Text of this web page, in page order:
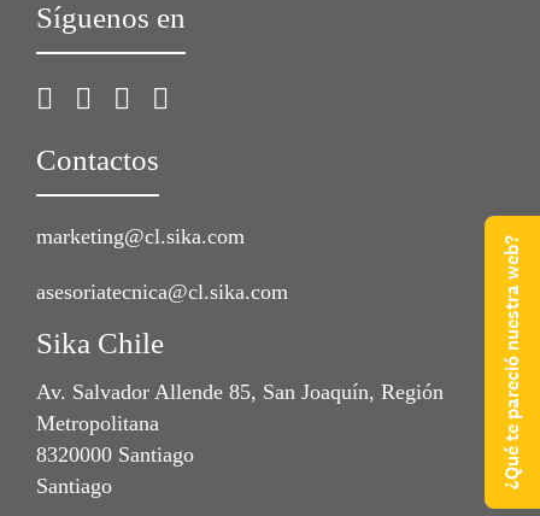
Síguenos en
Contactos
marketing@cl.sika.com
asesoriatecnica@cl.sika.com
Sika Chile
Av. Salvador Allende 85, San Joaquín, Región
Metropolitana
8320000 Santiago
Santiago
¿Qué te pareció nuestra web?